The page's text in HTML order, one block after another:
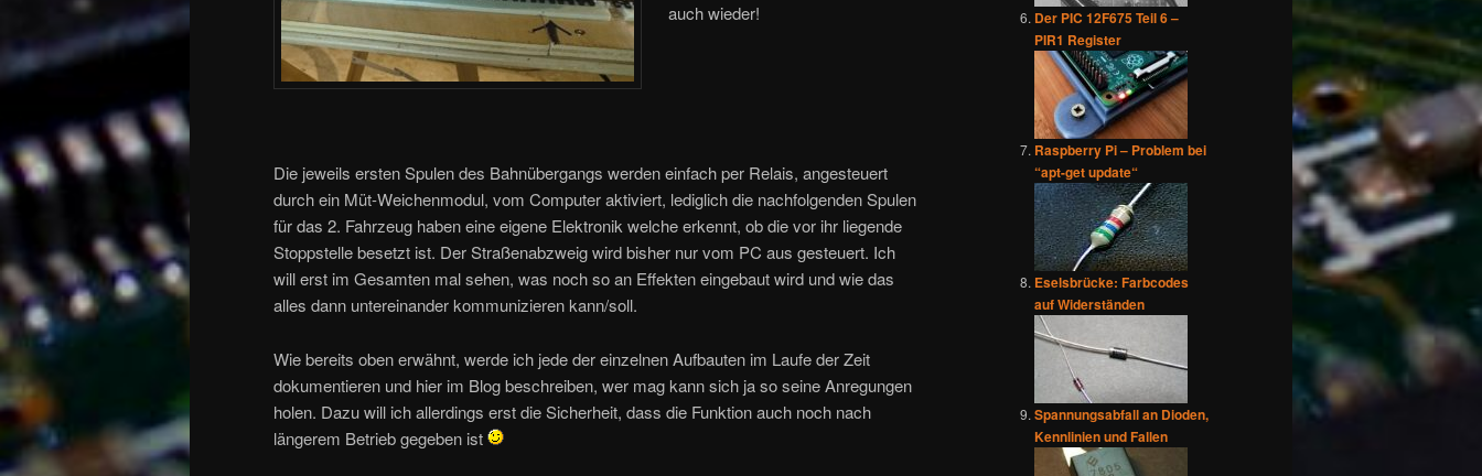
auch wieder!
Die jeweils ersten Spulen des Bahnübergangs werden einfach per Relais, angesteuert
durch ein Müt-Weichenmodul, vom Computer aktiviert, lediglich die nachfolgenden Spulen
für das 2. Fahrzeug haben eine eigene Elektronik welche erkennt, ob die vor ihr liegende
Stoppstelle besetzt ist. Der Straßenabzweig wird bisher nur vom PC aus gesteuert. Ich
will erst im Gesamten mal sehen, was noch so an Effekten eingebaut wird und wie das
alles dann untereinander kommunizieren kann/soll.
Wie bereits oben erwähnt, werde ich jede der einzelnen Aufbauten im Laufe der Zeit
dokumentieren und hier im Blog beschreiben, wer mag kann sich ja so seine Anregungen
holen. Dazu will ich allerdings erst die Sicherheit, dass die Funktion auch noch nach
längerem Betrieb gegeben ist
Der PIC 12F675 Teil 6 –
PIR1 Register
Raspberry Pi – Problem bei
“apt-get update“
Eselsbrücke: Farbcodes
auf Widerständen
Spannungsabfall an Dioden,
Kennlinien und Fallen